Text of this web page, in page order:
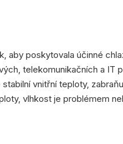
aby poskytovala účinné
telekomunikačních a IT
vnitřní teploty,
vlhkost je problémem